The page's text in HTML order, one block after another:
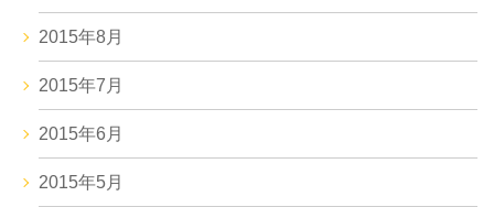
2015年8月
2015年7月
2015年6月
2015年5月